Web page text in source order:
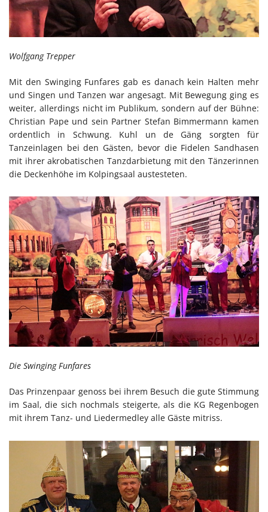
Wolfgang Trepper
Mit den Swinging Funfares gab es danach kein Halten mehr
und Singen und Tanzen war angesagt. Mit Bewegung ging es
weiter, allerdings nicht im Publikum, sondern auf der Bühne:
Christian Pape und sein Partner Stefan Bimmermann kamen
ordentlich in Schwung. Kuhl un de Gäng sorgten für
Tanzeinlagen bei den Gästen, bevor die Fidelen Sandhasen
mit ihrer akrobatischen Tanzdarbietung mit den Tänzerinnen
die Deckenhöhe im Kolpingsaal austesteten.
Die Swinging Funfares
Das Prinzenpaar genoss bei ihrem Besuch die gute Stimmung
im Saal, die sich nochmals steigerte, als die KG Regenbogen
mit ihrem Tanz- und Liedermedley alle Gäste mitriss.